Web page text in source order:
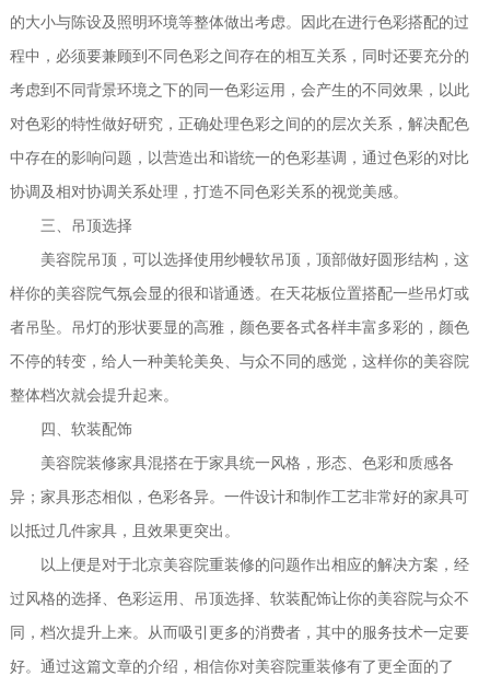
的大小与陈设及照明环境等整体做出考虑。因此在进行色彩搭配的过
程中，必须要兼顾到不同色彩之间存在的相互关系，同时还要充分的
考虑到不同背景环境之下的同一色彩运用，会产生的不同效果，以此
对色彩的特性做好研究，正确处理色彩之间的的层次关系，解决配色
中存在的影响问题，以营造出和谐统一的色彩基调，通过色彩的对比
协调及相对协调关系处理，打造不同色彩关系的视觉美感。
三、吊顶选择
美容院吊顶，可以选择使用纱幔软吊顶，顶部做好圆形结构，这
样你的美容院气氛会显的很和谐通透。在天花板位置搭配一些吊灯或
者吊坠。吊灯的形状要显的高雅，颜色要各式各样丰富多彩的，颜色
不停的转变，给人一种美轮美奂、与众不同的感觉，这样你的美容院
整体档次就会提升起来。
四、软装配饰
美容院装修家具混搭在于家具统一风格，形态、色彩和质感各
异；家具形态相似，色彩各异。一件设计和制作工艺非常好的家具可
以抵过几件家具，且效果更突出。
以上便是对于北京美容院重装修的问题作出相应的解决方案，经
过风格的选择、色彩运用、吊顶选择、软装配饰让你的美容院与众不
同，档次提升上来。从而吸引更多的消费者，其中的服务技术一定要
好。通过这篇文章的介绍，相信你对美容院重装修有了更全面的了